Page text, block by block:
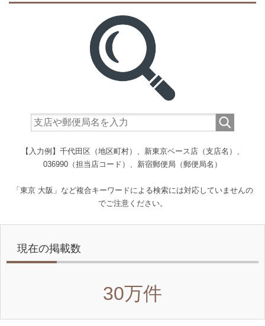
【入力例】千代田区（地区町村）、新東京ベース店（支店名）、
036990（担当店コード）、新宿郵便局（郵便局名）
「東京 大阪」など複合キーワードによる検索には対応していませんの
でご注意ください。
現在の掲載数
30万件